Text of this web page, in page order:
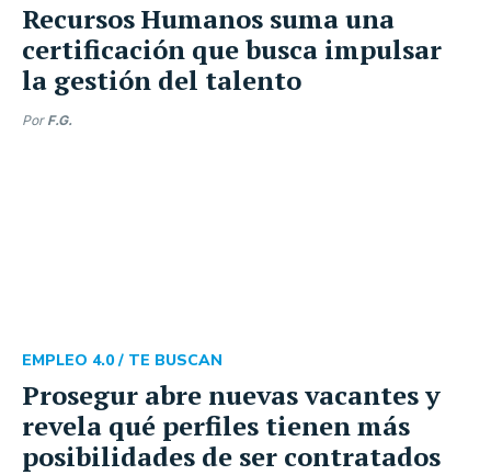
Recursos Humanos suma una
certificación que busca impulsar
la gestión del talento
Por F.G.
Prosegur abre nuevas vacantes y
revela qué perfiles tienen más
posibilidades de ser contratados
EMPLEO 4.0 / TE BUSCAN